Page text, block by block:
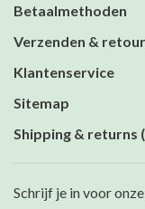
Betaalmethoden
Verzenden &
Klantenservice
Sitemap
Shipping & returns
Schrijf je in voor